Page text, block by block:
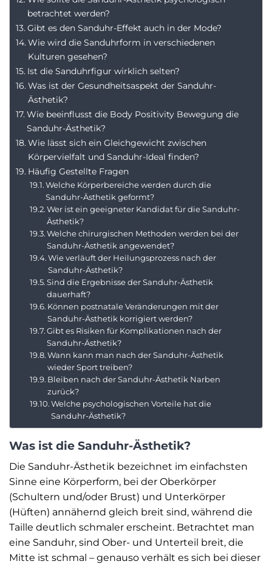
betrachtet werden?
Gibt es den Sanduhr-Effekt auch in der Mode?
Wie wird die Sanduhrform in verschiedenen
Kulturen gesehen?
Ist die Sanduhrfigur wirklich selten?
Was ist der Gesundheitsaspekt der Sanduhr-
Ästhetik?
Wie beeinflusst die Body Positivity Bewegung die
Sanduhr-Ästhetik?
Wie lässt sich ein Gleichgewicht zwischen
Körpervielfalt und Sanduhr-Ideal finden?
Häufig Gestellte Fragen
Welche Körperbereiche werden durch die
Sanduhr-Ästhetik geformt?
Wer ist ein geeigneter Kandidat für die Sanduhr-
Ästhetik?
Welche chirurgischen Methoden werden bei der
Sanduhr-Ästhetik angewendet?
Wie verläuft der Heilungsprozess nach der
Sanduhr-Ästhetik?
Sind die Ergebnisse der Sanduhr-Ästhetik
dauerhaft?
Können postnatale Veränderungen mit der
Sanduhr-Ästhetik korrigiert werden?
Gibt es Risiken für Komplikationen nach der
Sanduhr-Ästhetik?
Wann kann man nach der Sanduhr-Ästhetik
wieder Sport treiben?
Bleiben nach der Sanduhr-Ästhetik Narben
zurück?
Welche psychologischen Vorteile hat die
Sanduhr-Ästhetik?
Was ist die Sanduhr-Ästhetik?
Die Sanduhr-Ästhetik bezeichnet im einfachsten
Sinne eine Körperform, bei der Oberkörper
(Schultern und/oder Brust) und Unterkörper
(Hüften) annähernd gleich breit sind, während die
Taille deutlich schmaler erscheint. Betrachtet man
eine Sanduhr, sind Ober- und Unterteil breit, die
Mitte ist schmal – genauso verhält es sich bei dieser